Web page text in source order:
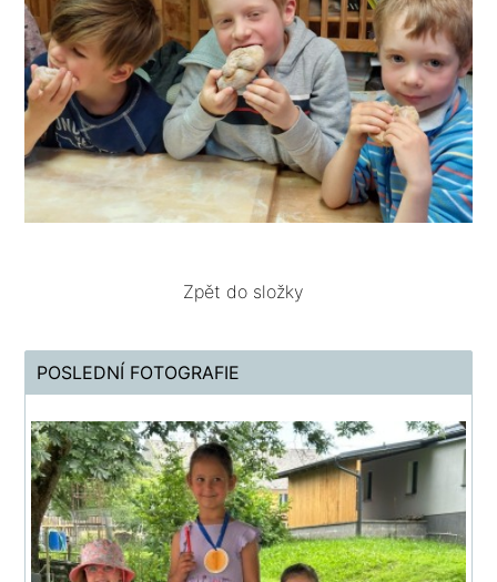
Zpět do složky
POSLEDNÍ FOTOGRAFIE